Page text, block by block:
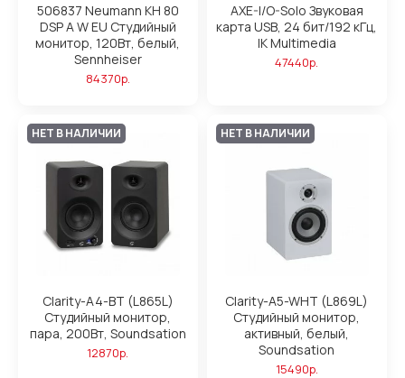
506837 Neumann KH 80
DSP A W EU Студийный
монитор, 120Вт, белый,
Sennheiser
84370р.
AXE-I/O-Solo Звуковая
карта USB, 24 бит/192 кГц,
IK Multimedia
47440р.
НЕТ В НАЛИЧИИ
Clarity-A4-BT (L865L)
Студийный монитор,
пара, 200Вт, Soundsation
12870р.
НЕТ В НАЛИЧИИ
Clarity-A5-WHT (L869L)
Студийный монитор,
активный, белый,
Soundsation
15490р.